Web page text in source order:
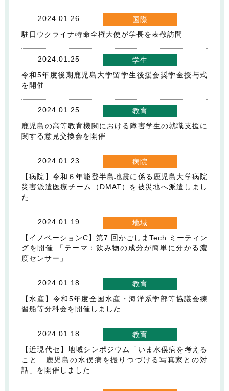
2024.01.26
国際
駐日ウクライナ特命全権大使が学長を表敬訪問
2024.01.25
学生
令和5年度後期鹿児島大学留学生後援会奨学金授与式
を開催
2024.01.25
教育
鹿児島の高等教育機関における障害学生の就職支援に
関する意見交換会を開催
2024.01.23
病院
【病院】令和６年能登半島地震に係る鹿児島大学病院
災害派遣医療チーム（DMAT）を被災地へ派遣しまし
た
2024.01.19
地域
【イノベーションC】第7 回かごしまTech ミーティン
グを開催 「テーマ：飲み物の成分が簡単に分かる濃
度センサー」
2024.01.18
教育
【水産】令和5年度全国水産・海洋系学部等協議会練
習船等分科会を開催しました
2024.01.18
教育
【近現代セ】地域シンポジウム「いま水俣病を考える
こと 鹿児島の水俣病を撮りつづける写真家との対
話」を開催しました